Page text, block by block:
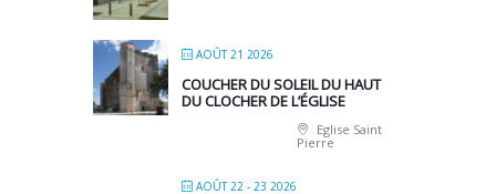
AOÛT 21 2026
COUCHER DU SOLEIL DU HAUT
DU CLOCHER DE L’ÉGLISE
Eglise Saint
Pierre
AOÛT 22 - 23 2026